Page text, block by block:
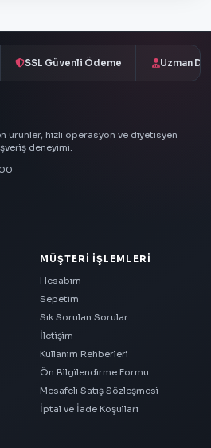
SSL Güvenli Ödeme Uzman
ürünler, hızlı operasyon ve diyetisyen
deneyimi.
MÜŞTERI İŞLEMLERI
Hesabım
Sepetim
Sık Sorulan Sorular
İletişim
Kullanım Rehberleri
Ön Bilgilendirme Formu
Mesafeli Satış Sözleşmesi
İptal ve İade Koşulları